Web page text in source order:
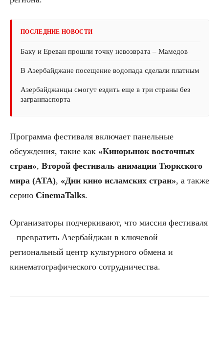
ПОСЛЕДНИЕ НОВОСТИ
Баку и Ереван прошли точку невозврата – Мамедов
В Азербайджане посещение водопада сделали платным
Азербайджанцы смогут ездить еще в три страны без
загранпаспорта
Программа фестиваля включает панельные
обсуждения, такие как «Кинорынок восточных
стран», Второй фестиваль анимации Тюркского
мира (ATA), «Дни кино исламских стран», а также
серию CinemaTalks.
Организаторы подчеркивают, что миссия фестиваля
– превратить Азербайджан в ключевой
региональный центр культурного обмена и
кинематографического сотрудничества.